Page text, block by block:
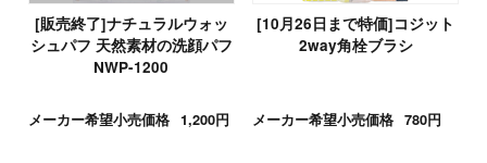
[販売終了]ナチュラルウォッ
シュパフ 天然素材の洗顔パフ
NWP-1200
メーカー希望小売価格 1,200円
[10月26日まで特価]コジット
2way角栓ブラシ
メーカー希望小売価格 780円